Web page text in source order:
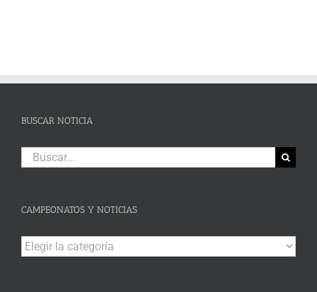
BUSCAR NOTICIA
Buscar:
CAMPEONATOS Y NOTICIAS
Campeonatos
y